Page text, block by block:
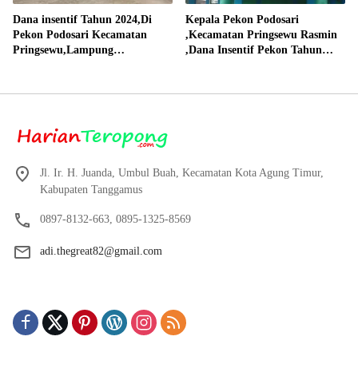
Dana insentif Tahun 2024,Di
Pekon Podosari Kecamatan
Pringsewu,Lampung
Kepala Pekon Podosari
,Kecamatan Pringsewu Rasmin
,Dana Insentif Pekon Tahun
Jl. Ir. H. Juanda, Umbul Buah, Kecamatan Kota Agung Timur,
Kabupaten Tanggamus
0897-8132-663, 0895-1325-8569
adi.thegreat82@gmail.com